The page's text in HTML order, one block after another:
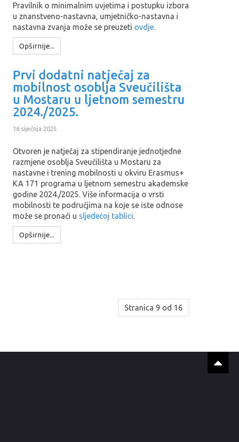
Pravilnik o minimalnim uvjetima i postupku izbora
u znanstveno-nastavna, umjetničko-nastavna i
nastavna zvanja može se preuzeti ovdje.
Opširnije...
Prvi dodatni natječaj za
mobilnost osoblja Sveučilišta
u Mostaru u ljetnom semestru
2024./2025.
16 siječnja 2025
Otvoren je natječaj za stipendiranje jednotjedne
razmjene osoblja Sveučilišta u Mostaru za
nastavne i trening mobilnosti u okviru Erasmus+
KA 171 programa u ljetnom semestru akademske
godine 2024./2025. Više informacija o vrsti
mobilnosti te područjima na koje se iste odnose
može se pronaći u sljedećoj tablici.
Opširnije...
Stranica 9 od 16